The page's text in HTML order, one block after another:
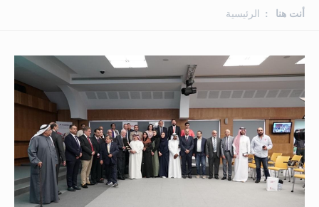
أنت هنا الرئيسية